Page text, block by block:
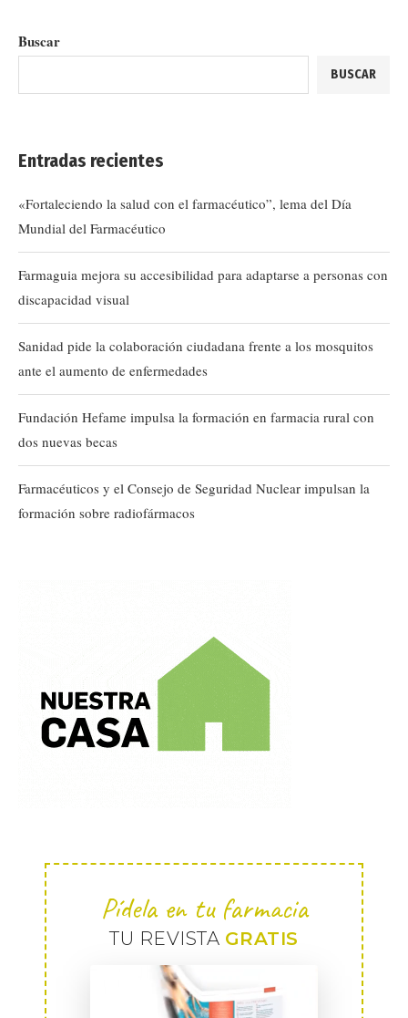
Buscar
BUSCAR
Entradas recientes
«Fortaleciendo la salud con el farmacéutico”, lema del Día
Mundial del Farmacéutico
Farmaguia mejora su accesibilidad para adaptarse a personas con
discapacidad visual
Sanidad pide la colaboración ciudadana frente a los mosquitos
ante el aumento de enfermedades
Fundación Hefame impulsa la formación en farmacia rural con
dos nuevas becas
Farmacéuticos y el Consejo de Seguridad Nuclear impulsan la
formación sobre radiofármacos
Pídela en tu farmacia
TU REVISTA GRATIS